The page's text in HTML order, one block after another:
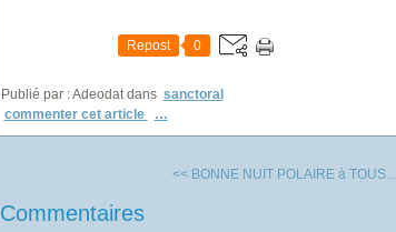
Repost 0
Publié par : Adeodat dans sanctoral
commenter cet article
…
<< BONNE NUIT POLAIRE à TOUS...
Commentaires